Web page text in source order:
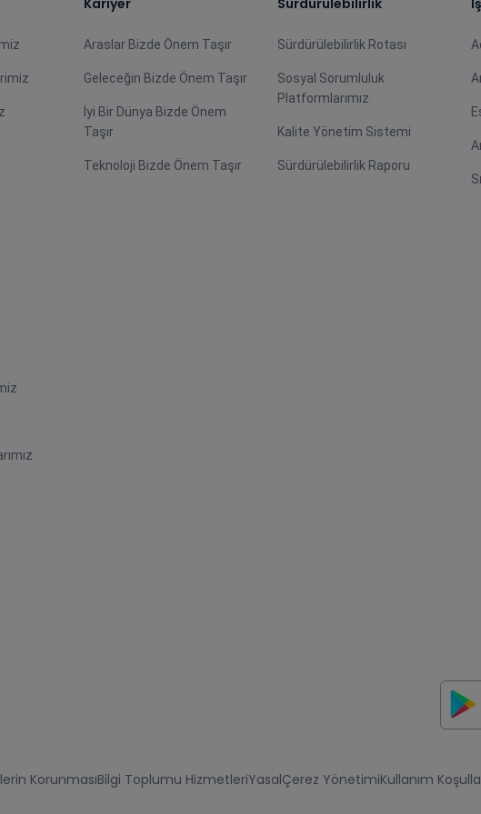
Kariyer
Araslar Bizde Önem Taşır
Geleceğin Bizde Önem Taşır
İyi Bir Dünya Bizde Önem
Taşır
Teknoloji Bizde Önem Taşır
Sürdürülebilirlik
Sürdürülebilirlik Rotası
Sosyal Sorumluluk
Platformlarımız
Kalite Yönetim Sistemi
Sürdürülebilirlik Raporu
KorunmasıBilgi Toplumu HizmetleriYasalÇerez YönetimiKullanım